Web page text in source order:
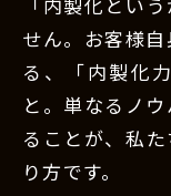
せん。お客様
る、「内製化
と。単なるノ
ることが、私
り方です。